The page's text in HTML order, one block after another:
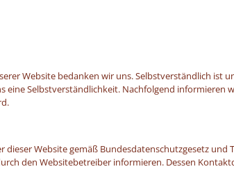
Website bedanken wir uns. Selbstverständlich ist
eine Selbstverständlichkeit. Nachfolgend informieren
dieser Website gemäß Bundesdatenschutzgesetz
den Websitebetreiber informieren. Dessen